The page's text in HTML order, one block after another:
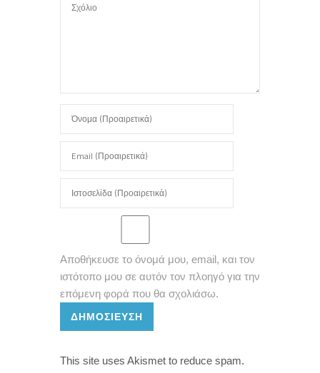
Αποθήκευσε το όνομά μου, email, και τον
ιστότοπο μου σε αυτόν τον πλοηγό για την
επόμενη φορά που θα σχολιάσω.
ΔΗΜΟΣΊΕΥΣΗ
This site uses Akismet to reduce spam.